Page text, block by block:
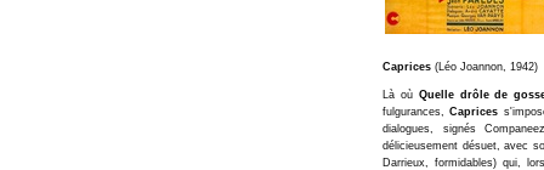
Caprices (Léo Joannon, 1942)
Là où Quelle drôle de
fulgurances,Caprices
dialogues, signés
délicieusement désuet, avec
Darrieux, formidables) qui,